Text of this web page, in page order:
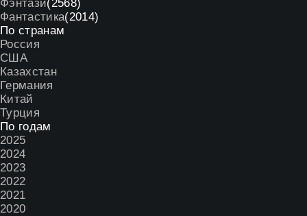
Фэнтази(2568)
Фантастика(2014)
По странам
Россия
США
Казахстан
Германия
Китай
Турция
По годам
2025
2024
2023
2022
2021
2020